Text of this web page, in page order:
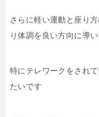
さらに軽い運動と座り
り体調を良い方向に導
特にテレワークをされ
たいです